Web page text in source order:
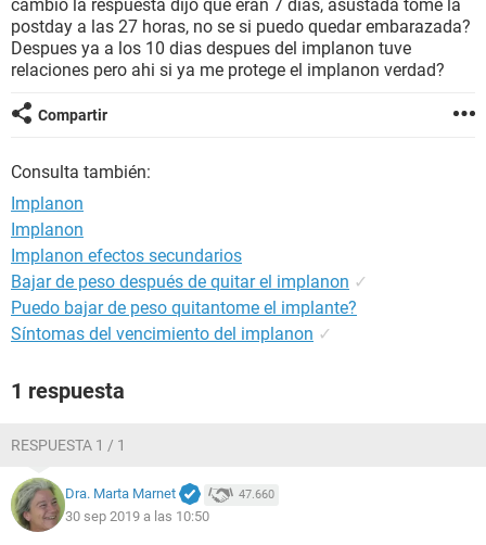
GLOSARIO
cambio la respuesta dijo que eran 7 dias, asustada tome la
postday a las 27 horas, no se si puedo quedar embarazada?
Despues ya a los 10 dias despues del implanon tuve
relaciones pero ahi si ya me protege el implanon verdad?
Compartir
Consulta también:
Implanon
Implanon
Implanon efectos secundarios
Bajar de peso después de quitar el implanon ✓
Puedo bajar de peso quitantome el implante?
Síntomas del vencimiento del implanon ✓
1 respuesta
RESPUESTA 1 / 1
Dra. Marta Marnet 47.660
30 sep 2019 a las 10:50